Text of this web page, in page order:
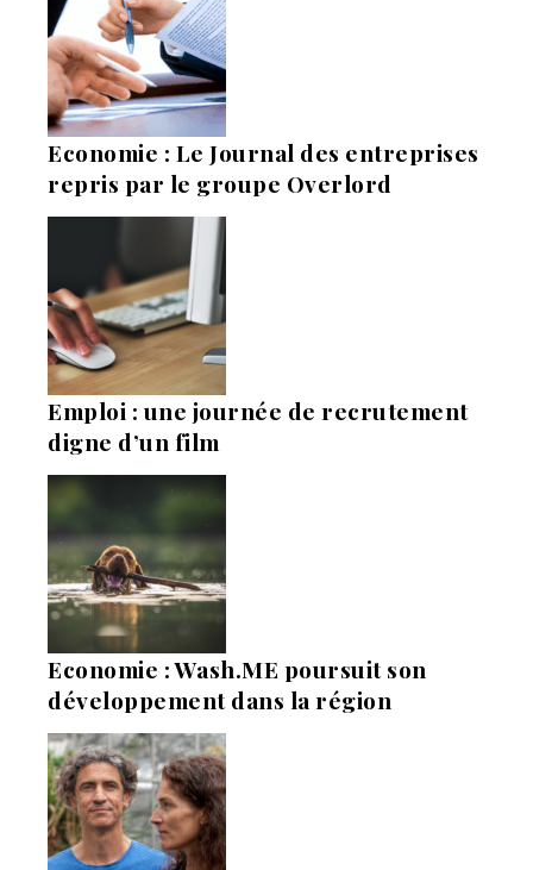
Economie : Le Journal des entreprises
repris par le groupe Overlord
Emploi : une journée de recrutement
digne d’un film
Economie : Wash.ME poursuit son
développement dans la région